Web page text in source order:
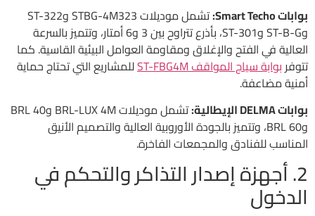
بوابات Smart Techo:
تشمل موديلات STBG-4M323 وST-322
وST-B-G وST-301، بأذرع تتراوح بين 3 و6 أمتار، وتتميز بالسرعة
العالية في الفتح والإغلاق ومقاومة العوامل البيئية القاسية. كما
تتوفر بوابة سياج المواقف ST-FBG4M
للمشاريع التي تحتاج حماية
أمنية مضاعفة.
بوابات DELMA الإيطالية:
تشمل موديلات BRL-LUX 4M وBRL 40
وBRL 60، وتتميز بالجودة الأوروبية العالية والتصميم الأنيق
المناسب للفنادق والمجمعات الفاخرة.
2. أجهزة إصدار التذاكر والتحكم في
الدخول